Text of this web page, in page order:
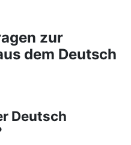
zur
dem Deutsch
Deutsch